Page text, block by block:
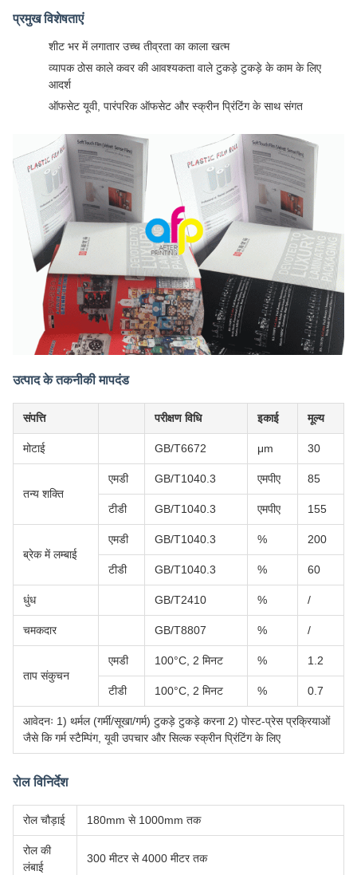
प्रमुख विशेषताएं
शीट भर में लगातार उच्च तीव्रता का काला खत्म
व्यापक ठोस काले कवर की आवश्यकता वाले टुकड़े टुकड़े के काम के लिए
आदर्श
ऑफसेट यूवी, पारंपरिक ऑफसेट और स्क्रीन प्रिंटिंग के साथ संगत
उत्पाद के तकनीकी मापदंड
संपत्ति परीक्षण विधि इकाई मूल्य
मोटाई GB/T6672 μm 30
तन्य शक्ति
एमडी GB/T1040.3 एमपीए 85
टीडी GB/T1040.3 एमपीए 155
ब्रेक में लम्बाई
एमडी GB/T1040.3 % 200
टीडी GB/T1040.3 % 60
धुंध GB/T2410 % /
चमकदार GB/T8807 % /
ताप संकुचन
एमडी 100°C, 2 मिनट % 1.2
टीडी 100°C, 2 मिनट % 0.7
आवेदनः 1) थर्मल (गर्मी/सूखा/गर्म) टुकड़े टुकड़े करना 2) पोस्ट-प्रेस प्रक्रियाओं
जैसे कि गर्म स्टैम्पिंग, यूवी उपचार और सिल्क स्क्रीन प्रिंटिंग के लिए
रोल विनिर्देश
रोल चौड़ाई 180mm से 1000mm तक
रोल की
लंबाई
300 मीटर से 4000 मीटर तक